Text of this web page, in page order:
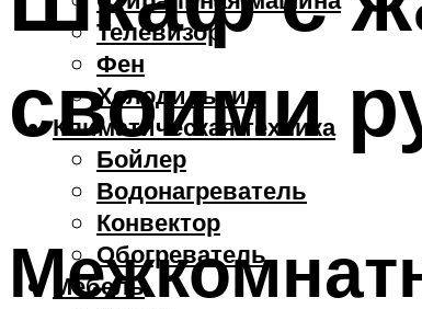
Телевизор
Фен
Холодильник
Климатическая техника
Бойлер
Водонагреватель
Конвектор
Обогреватель
Мебель
своими